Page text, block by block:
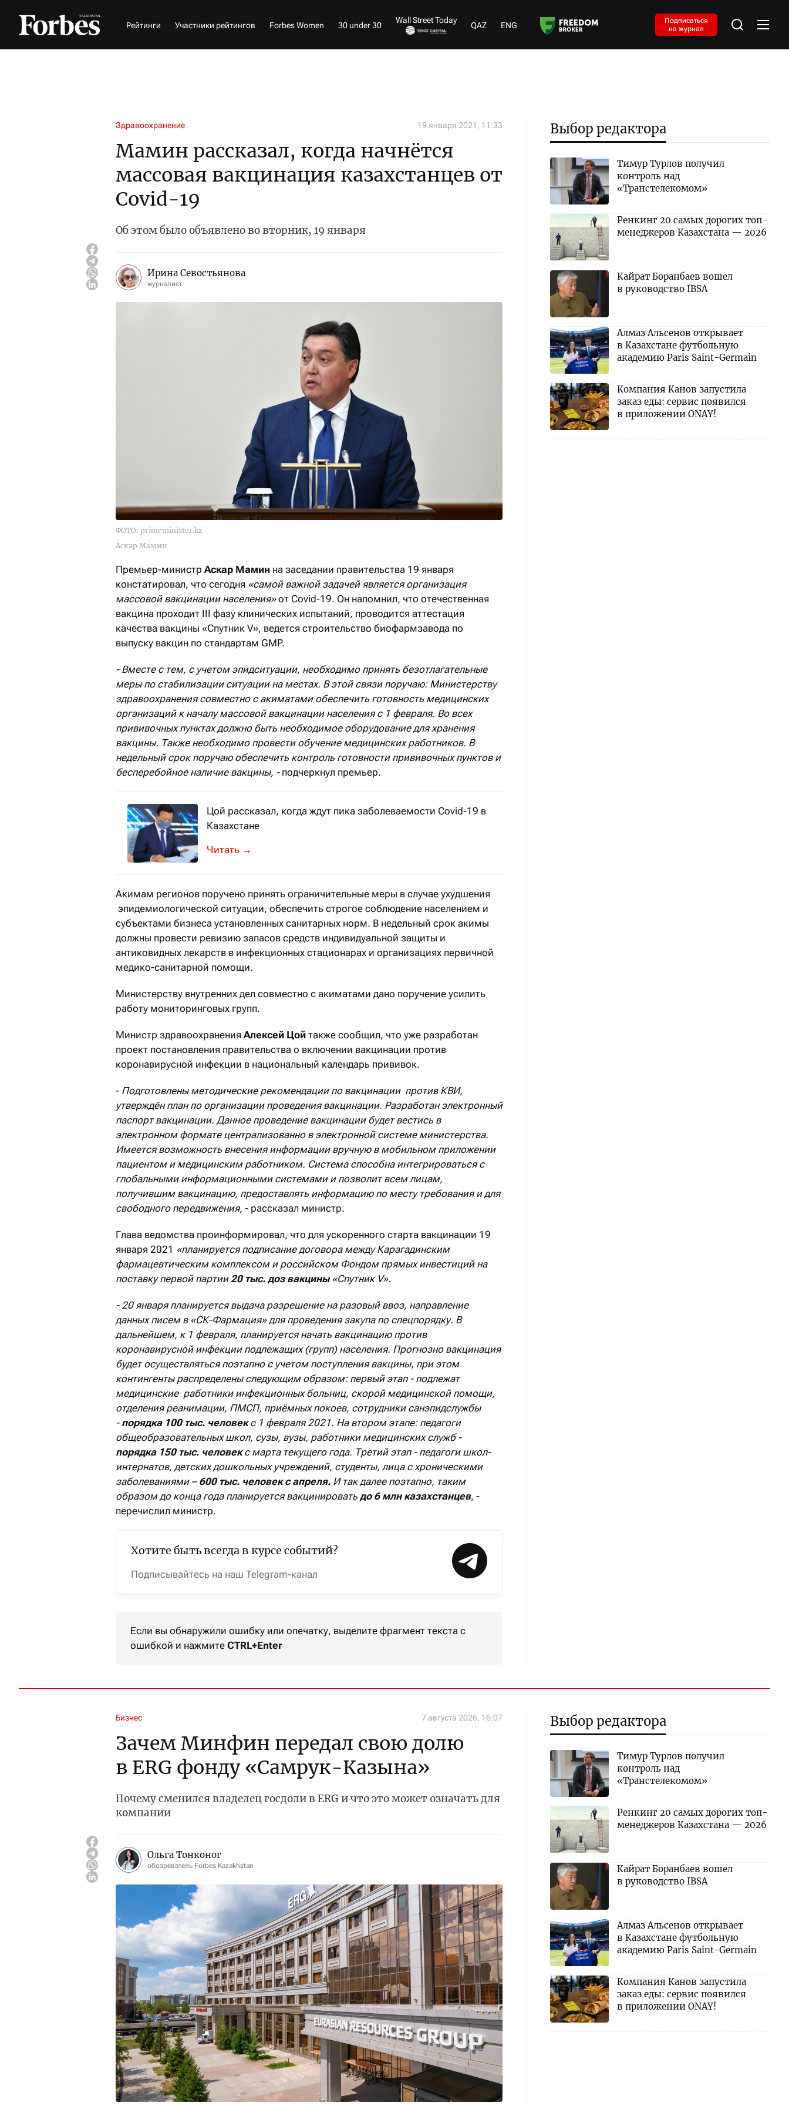
Рейтинги Участники рейтингов Forbes Women 30 under 30
Wall Street Today
QAZ ENG
Подписаться
на журнал
Здравоохранение 19 января 2021, 11:33
Мамин рассказал, когда начнётся
массовая вакцинация казахстанцев от
Covid-19
Об этом было объявлено во вторник, 19 января
Ирина Севостьянова
журналист
ФОТО: primeminister.kz
Аскар Мамин
Премьер-министр Аскар Мамин на заседании правительства 19 января
констатировал, что сегодня «самой важной задачей является организация
массовой вакцинации населения»от Covid-19. Он напомнил, что отечественная
вакцина проходит III фазу клинических испытаний, проводится аттестация
качества вакцины «Спутник V», ведется строительство биофармзавода по
выпуску вакцин по стандартам GMP.
- Вместе с тем, с учетом эпидситуации, необходимо принять безотлагательные
меры по стабилизации ситуации на местах. В этой связи поручаю: Министерству
здравоохранения совместно с акиматами обеспечить готовность медицинских
организаций к началу массовой вакцинации населения с 1 февраля. Во всех
прививочных пунктах должно быть необходимое оборудование для хранения
вакцины. Также необходимо провести обучение медицинских работников. В
недельный срок поручаю обеспечить контроль готовности прививочных пунктов и
бесперебойное наличие вакцины, - подчеркнул премьер.
Цой рассказал, когда ждут пика заболеваемости Covid-19 в
Казахстане
Минздрав готовится к разным сценариям развития событий
→
Акимам регионов поручено принять ограничительные меры в случае ухудшения
эпидемиологической ситуации, обеспечить строгое соблюдение населением и
субъектами бизнеса установленных санитарных норм. В недельный срок акимы
должны провести ревизию запасов средств индивидуальной защиты и
антиковидных лекарств в инфекционных стационарах и организациях первичной
медико-санитарной помощи.
Министерству внутренних дел совместно с акиматами дано поручение усилить
работу мониторинговых групп.
Министр здравоохранения Алексей Цой также сообщил, что уже разработан
проект постановления правительства о включении вакцинации против
коронавирусной инфекции в национальный календарь прививок.
- Подготовлены методические рекомендации по вакцинации против КВИ,
утверждён план по организации проведения вакцинации. Разработан электронный
паспорт вакцинации. Данное проведение вакцинации будет вестись в
электронном формате централизованно в электронной системе министерства.
Имеется возможность внесения информации вручную в мобильном приложении
пациентом и медицинским работником. Система способна интегрироваться с
глобальными информационными системами и позволит всем лицам,
получившим вакцинацию, предоставлять информацию по месту требования и для
свободного передвижения, - рассказал министр.
Глава ведомства проинформировал, что для ускоренного старта вакцинации 19
января 2021 «планируется подписание договора между Карагадинским
фармацевтическим комплексом и российском Фондом прямых инвестиций на
поставку первой партии 20 тыс. доз вакцины «Спутник V».
- 20 января планируется выдача разрешение на разовый ввоз, направление
данных писем в «СК-Фармация»для проведения закупа по спецпорядку. В
дальнейшем, к 1 февраля, планируется начать вакцинацию против
коронавирусной инфекции подлежащих (групп) населения. Прогнозно вакцинация
будет осуществляться поэтапно с учетом поступления вакцины, при этом
контингенты распределены следующим образом: первый этап - подлежат
медицинские работники инфекционных больниц, скорой медицинской помощи,
отделения реанимации, ПМСП, приёмных покоев, сотрудники санэпидслужбы
- порядка 100 тыс. человекс 1 февраля 2021. На втором этапе: педагоги
общеобразовательных школ, сузы, вузы, работники медицинских служб -
порядка 150 тыс. человекс марта текущего года. Третий этап - педагоги школ-
интернатов, детских дошкольных учреждений, студенты, лица с хроническими
заболеваниями –600 тыс. человек с апреля. И так далее поэтапно, таким
образом до конца года планируется вакцинировать до 6 млн казахстанцев, -
перечислил министр.
Хотите быть всегда в курсе событий?
Подписывайтесь на наш Telegram-канал
Если вы обнаружили ошибку или опечатку, выделите фрагмент текста с
ошибкой и нажмите CTRL+Enter
Выбор редактора
Тимур Турлов получил
контроль над
«Транстелекомом»
Ренкинг 20 самых дорогих топ-
менеджеров Казахстана — 2026
Кайрат Боранбаев вошел
в руководство IBSA
Алмаз Альсенов открывает
в Казахстане футбольную
академию Paris Saint-Germain
Компания Канов запустила
заказ еды: сервис появился
в приложении ONAY!
Бизнес 7 августа 2026, 16:07
Зачем Минфин передал свою долю
в ERG фонду «Самрук-Казына»
Почему сменился владелец госдоли в ERG и что это может означать для
компании
Ольга Тонконог
обозреватель Forbes Kazakhstan
Выбор редактора
Тимур Турлов получил
контроль над
«Транстелекомом»
Ренкинг 20 самых дорогих топ-
менеджеров Казахстана — 2026
Кайрат Боранбаев вошел
в руководство IBSA
Алмаз Альсенов открывает
в Казахстане футбольную
академию Paris Saint-Germain
Компания Канов запустила
заказ еды: сервис появился
в приложении ONAY!